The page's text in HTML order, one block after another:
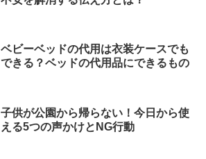
ベビーベッドの代用は衣装ケースでも
できる？ベッドの代用品にできるもの
子供が公園から帰らない！今日から使
える5つの声かけとNG行動